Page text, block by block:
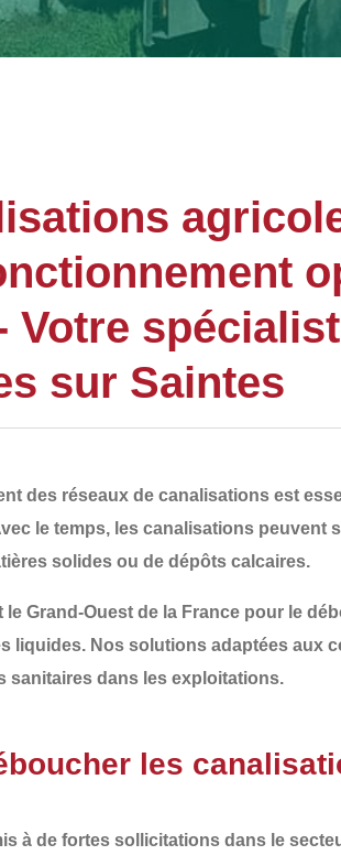
Votre
sur Saintes
des réseaux de canalisations est
le temps, les canalisations peuvent
solides ou de dépôts calcaires.
le Grand-Ouest de la France pour le
liquides. Nos solutions adaptées aux
sanitaires dans les exploitations.
les
à de fortes sollicitations dans le